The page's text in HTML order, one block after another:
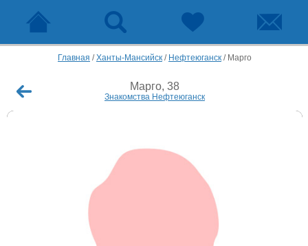
Главная /Ханты-Мансийск / Нефтеюганск / Марго
Марго, 38
Знакомства Нефтеюганск